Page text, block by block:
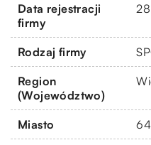
Data rejestracji
firmy
Rodzaj firmy
Region
(Województwo)
Miasto